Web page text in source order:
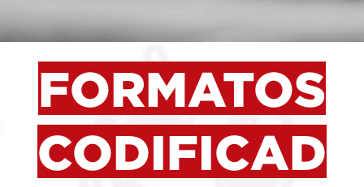
FORMATOS
CODIFICAD